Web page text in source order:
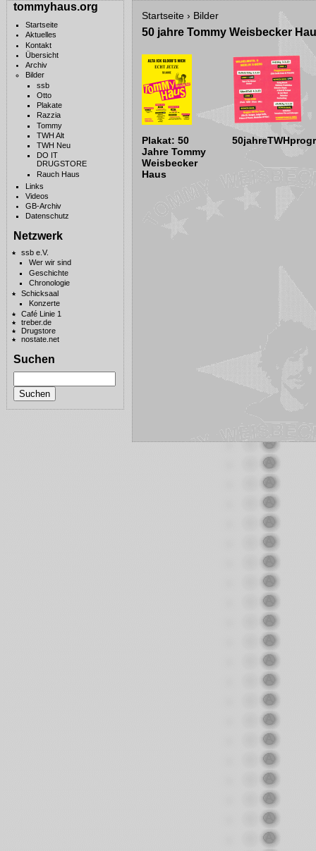
tommyhaus.org
Startseite
Aktuelles
Kontakt
Übersicht
Archiv
Bilder
ssb
Otto
Plakate
Razzia
Tommy
TWH Alt
TWH Neu
DO IT
DRUGSTORE
Rauch Haus
Links
Videos
GB-Archiv
Datenschutz
Netzwerk
ssb e.V.
Wer wir sind
Geschichte
Chronologie
Schicksaal
Konzerte
Café Linie 1
treber.de
Drugstore
nostate.net
Suchen
Startseite› Bilder
50 jahre Tommy Weisbecker
Plakat: 50
Jahre Tommy
Weisbecker
Haus